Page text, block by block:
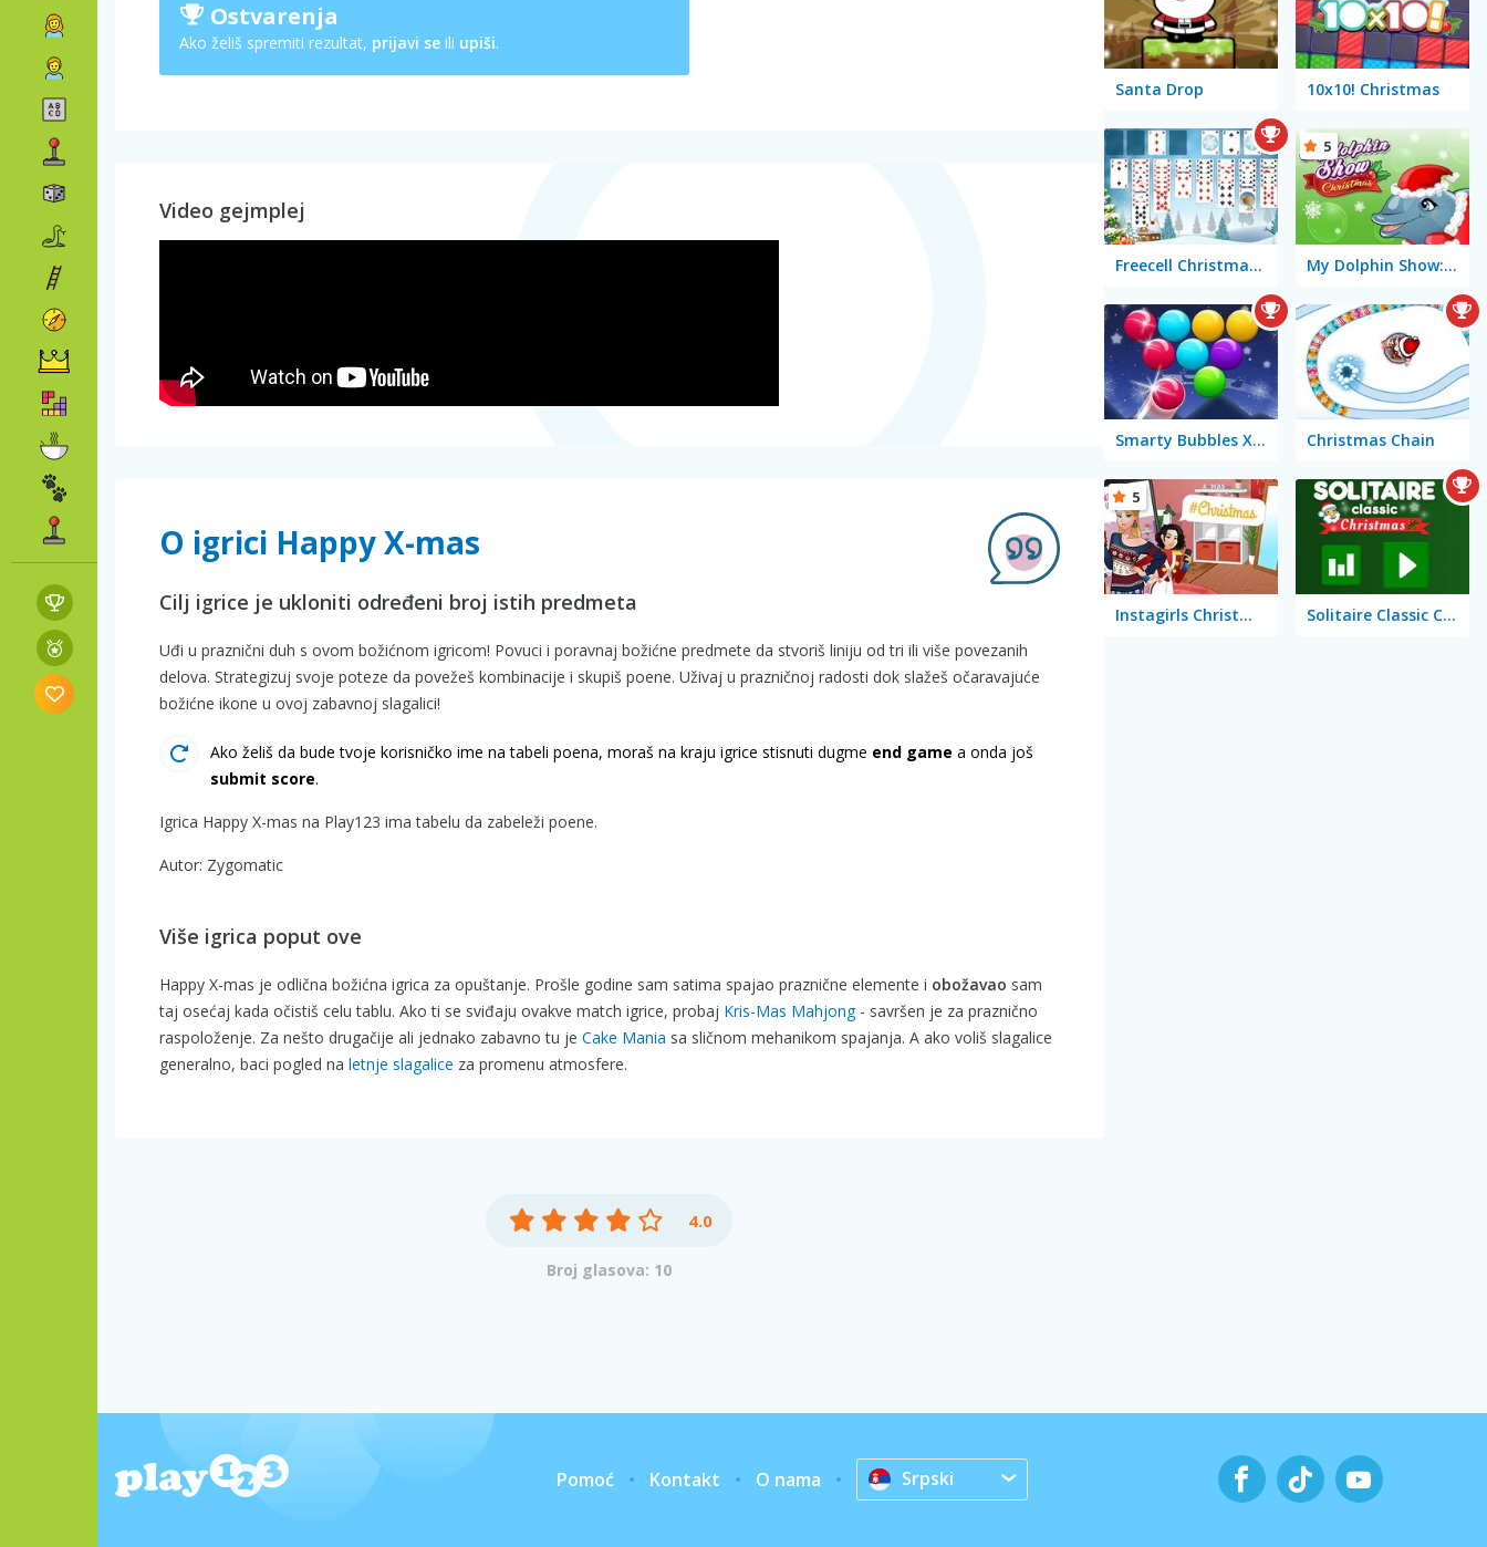
Ostvarenja
Ako želiš spremiti rezultat, prijavi se ili upiši.
Video gejmplej
O igrici Happy X-mas
Cilj igrice je ukloniti određeni broj istih predmeta
Uđi u praznični duh s ovom božićnom igricom! Povuci i poravnaj božićne predmete da stvoriš liniju od tri ili više povezanih
delova. Strategizuj svoje poteze da povežeš kombinacije i skupiš poene. Uživaj u prazničnoj radosti dok slažeš očaravajuće
božićne ikone u ovoj zabavnoj slagalici!
Ako želiš da bude tvoje korisničko ime na tabeli poena, moraš na kraju igrice stisnuti dugme end game a onda još
submit score.
Igrica Happy X-mas na Play123 ima tabelu da zabeleži poene.
Autor: Zygomatic
Više igrica poput ove
Happy X-mas je odlična božićna igrica za opuštanje. Prošle godine sam satima spajao praznične elemente i obožavao sam
taj osećaj kada očistiš celu tablu. Ako ti se sviđaju ovakve match igrice, probaj Kris-Mas Mahjong- savršen je za praznično
raspoloženje. Za nešto drugačije ali jednako zabavno tu je Cake Mania sa sličnom mehanikom spajanja. A ako voliš slagalice
generalno, baci pogled na letnje slagalice za promenu atmosfere.
4.0
Broj glasova: 10
Santa Drop 10x10! Christmas
Freecell Christmas Solitaire My Dolphin Show: Christmas
5
Smarty Bubbles X-MAS Edition Christmas Chain
Instagirls Christmas Dress Up
5
Solitaire Classic Christmas
Pomoć Kontakt O nama Srpski